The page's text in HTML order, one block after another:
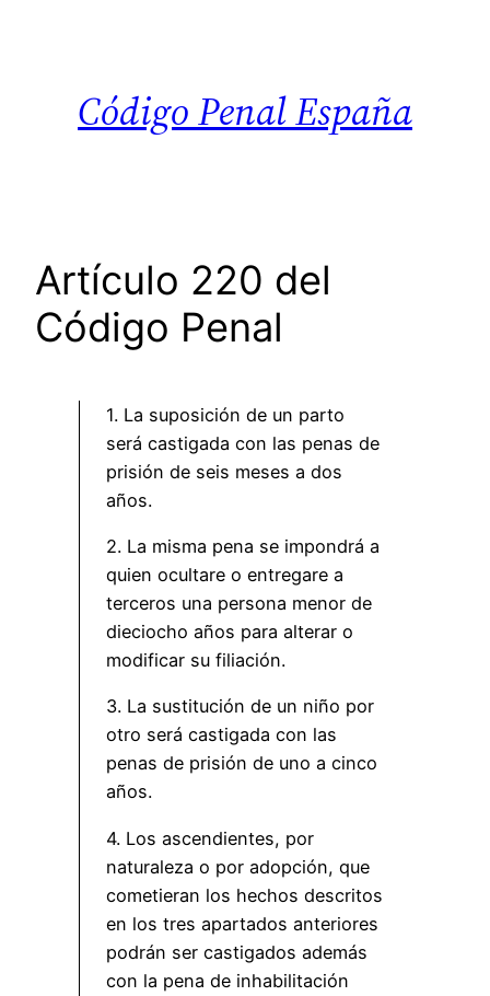
Código Penal España
Artículo 220 del
Código Penal
1. La suposición de un parto
será castigada con las penas de
prisión de seis meses a dos
años.
2. La misma pena se impondrá a
quien ocultare o entregare a
terceros una persona menor de
dieciocho años para alterar o
modificar su filiación.
3. La sustitución de un niño por
otro será castigada con las
penas de prisión de uno a cinco
años.
4. Los ascendientes, por
naturaleza o por adopción, que
cometieran los hechos descritos
en los tres apartados anteriores
podrán ser castigados además
con la pena de inhabilitación